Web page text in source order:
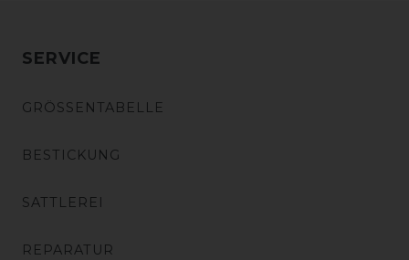
SERVICE
GRÖSSENTABELLE
BESTICKUNG
SATTLEREI
REPARATUR